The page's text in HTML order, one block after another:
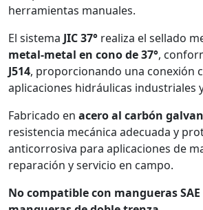
herramientas manuales.
El sistema JIC 37° realiza el sellado
metal-metal en cono de 37°,
J514, proporcionando una conexión
aplicaciones hidráulicas industriales
Fabricado en acero al carbón
resistencia mecánica adecuada y
anticorrosiva para aplicaciones de
reparación y servicio en campo.
No compatible con mangueras SAE